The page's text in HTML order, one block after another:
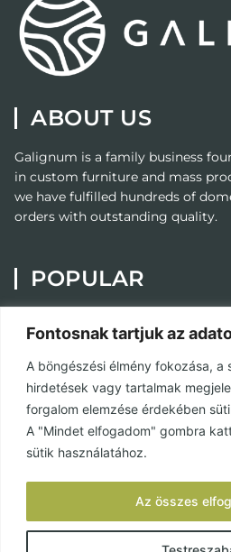
Fontosnak tartjuk az
A böngészési élmény fokozása, a
hirdetések vagy tartalmak
forgalom elemzése érdekében
A "Mindet elfogadom" gombra
sütik használatához.
Az összes
ABOUT US
Galignum is a family business
in custom furniture and mass
we have fulfilled hundreds of
orders with outstanding quality.
POPULAR
Custom Furniture
Contact
Privacy Policy
Terms and Conditions
SOCIAL MEDIA
Facebook